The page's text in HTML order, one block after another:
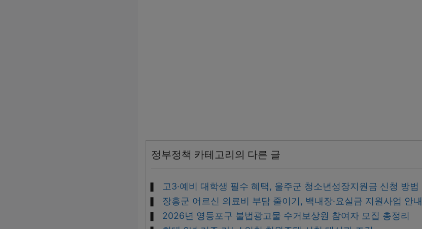
정부정책 카테고리의 다른 글
고3·예비 대학생 필수 혜택, 울주군 청소년성장지원금 신청 방법
장흥군 어르신 의료비 부담 줄이기, 백내장·요실금 지원사업 안내
2026년 영등포구 불법광고물 수거보상원 참여자 모집 총정리